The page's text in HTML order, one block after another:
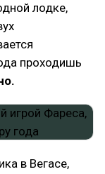
лодке,
проходишь
в Вегасе,